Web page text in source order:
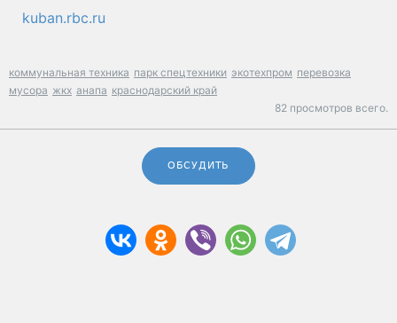
kuban.rbc.ru
коммунальная техника парк спецтехники экотехпром перевозка
мусора жкх анапа краснодарский край
82 просмотров всего.
ОБСУДИТЬ